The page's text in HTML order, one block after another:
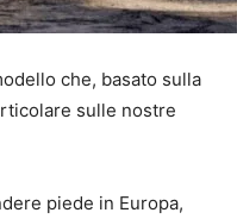
che, basato sulla
sulle nostre
piede in Europa,